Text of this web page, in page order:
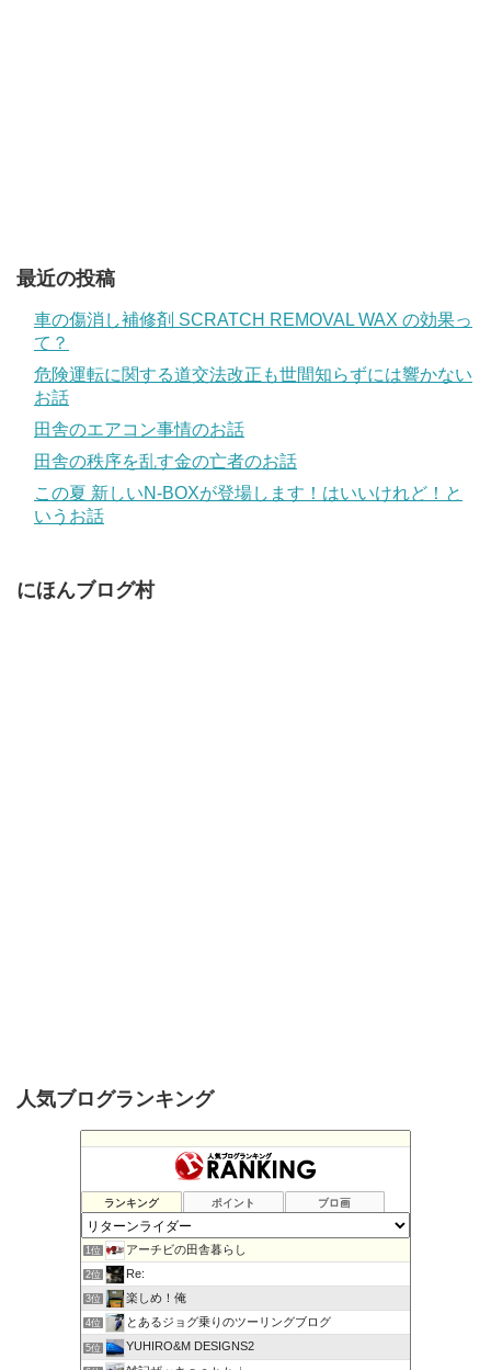
最近の投稿
車の傷消し補修剤 SCRATCH REMOVAL WAX の効果っ
て？
危険運転に関する道交法改正も世間知らずには響かない
お話
田舎のエアコン事情のお話
田舎の秩序を乱す金の亡者のお話
この夏 新しいN-BOXが登場します！はいいけれど！と
いうお話
にほんブログ村
人気ブログランキング
ランキング ポイント ブロ画
1位 アーチビの田舎暮らし
2位 Re:
3位 楽しめ！俺
4位 とあるジョグ乗りのツーリングブログ
5位 YUHIRO&M DESIGNS2